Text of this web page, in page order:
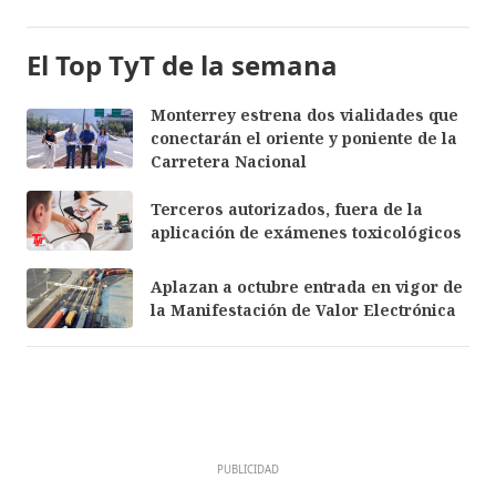
El Top TyT de la semana
Monterrey estrena dos vialidades que
conectarán el oriente y poniente de la
Carretera Nacional
Terceros autorizados, fuera de la
aplicación de exámenes toxicológicos
Aplazan a octubre entrada en vigor de
la Manifestación de Valor Electrónica
PUBLICIDAD